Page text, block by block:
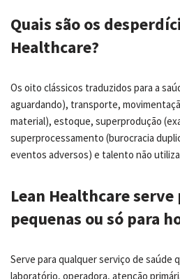
Quais são os
Healthcare?
Os oito clássicos traduzidos para a
aguardando), transporte,
material), estoque, superprodução
superprocessamento (burocracia
eventos adversos) e talento não
Lean Healthcare
pequenas ou só para
Serve para qualquer serviço de saúde
laboratório, operadora, atenção